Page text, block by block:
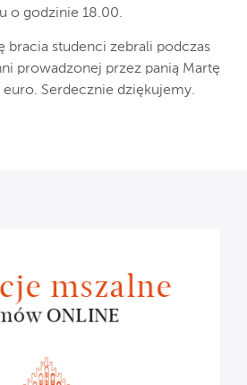
o godzinie 18.00.
bracia studenci zebrali podczas
prowadzonej przez panią Martę
euro. Serdecznie dziękujemy.